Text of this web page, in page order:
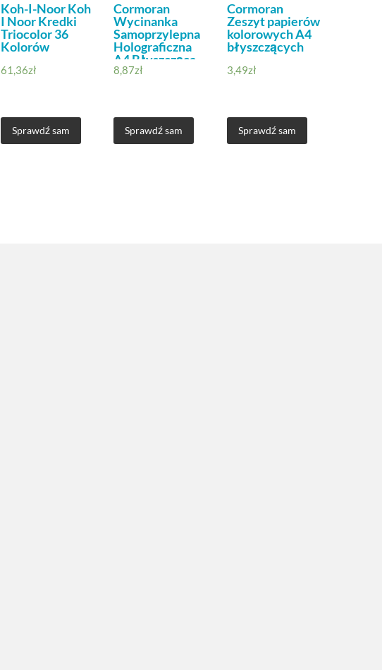
Koh-I-Noor Koh
I Noor Kredki
Triocolor 36
Kolorów
61,36zł
Sprawdź sam
Cormoran
Wycinanka
Samoprzylepna
Holograficzna
A4 Błyszcząca
8,87zł
Sprawdź sam
Cormoran
Zeszyt papierów
kolorowych A4
błyszczących
3,49zł
Sprawdź sam